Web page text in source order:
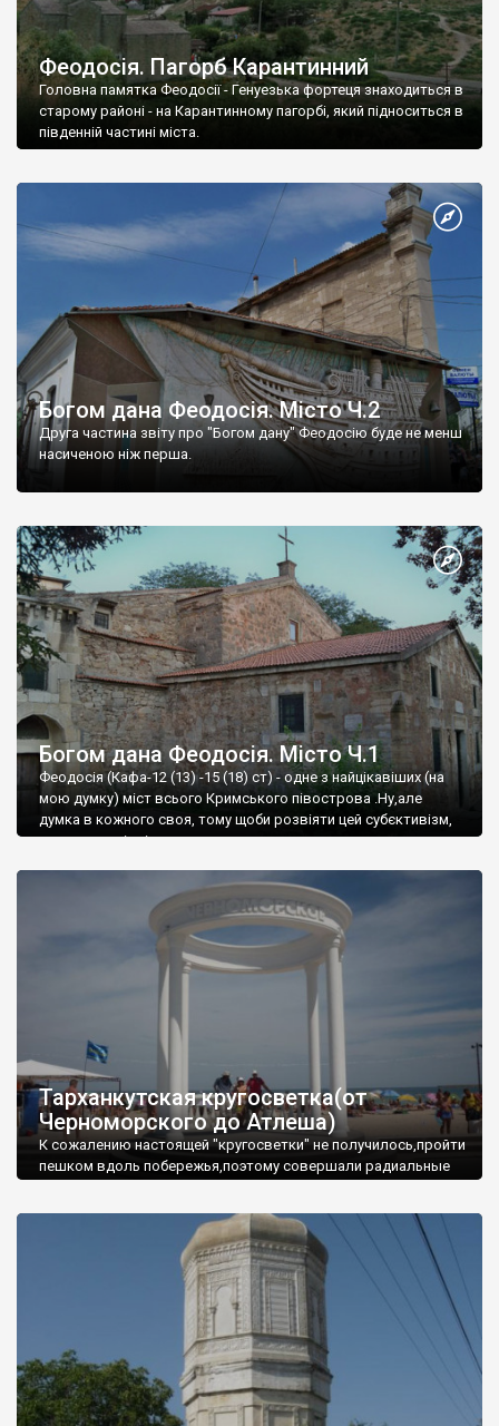
Феодосія. Пагорб Карантинний
Головна памятка Феодосії - Генуезька фортеця знаходиться в
старому районі - на Карантинному пагорбі, який підноситься в
південній частині міста.
Богом дана Феодосія. Місто Ч.2
Друга частина звіту про "Богом дану" Феодосію буде не менш
насиченою ніж перша.
Богом дана Феодосія. Місто Ч.1
Феодосія (Кафа-12 (13) -15 (18) ст) - одне з найцікавіших (на
мою думку) міст всього Кримського півострова .Ну,але
думка в кожного своя, тому щоби розвіяти цей субєктивізм,
запрошую відвідати це
Тарханкутская кругосветка(от
Черноморского до Атлеша)
К сожалению настоящей "кругосветки" не получилось,пройти
пешком вдоль побережья,поэтому совершали радиальные